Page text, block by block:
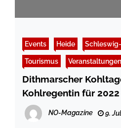
Events Heide
Tourismus Veranstaltungen
Dithmarscher
Kohlregentin für
gesucht:
September 2021
NO-Magazine 9.